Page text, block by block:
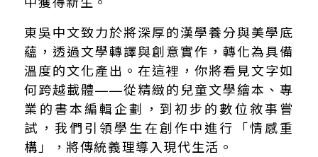
東吳中文致力於將深厚的漢學養分與美學底
蘊，透過文學轉譯與創意實作，轉化為具備
溫度的文化產出。在這裡，你將看見文字如
何跨越載體——從精緻的兒童文學繪本、專
業的書本編輯企劃，到初步的數位敘事嘗
試，我們引領學生在創作中進行「情感重
構」，將傳統義理導入現代生活。